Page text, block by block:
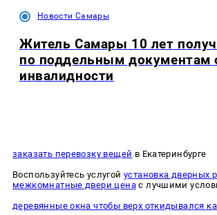
Новости Самары
Житель Самары 10 лет
по поддельным документам
инвалидности
заказать перевозку вещей в Екатеринбурге
Воспользуйтесь услугой установка дверных
межкомнатные двери ценас лучшими
деревянные окна чтобы верх откидывался